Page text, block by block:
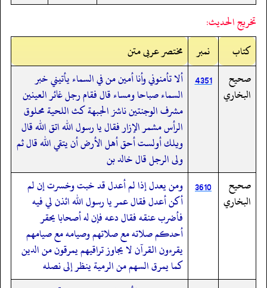
تخريج الحديث:
کتاب
نمبر
مختصر عربی متن
صحيح
البخاري
4351
ألا تأمنوني وأنا أمين من في السماء يأتيني خبر
السماء صباحا ومساء قال فقام رجل غائر العينين
مشرف الوجنتين ناشز الجبهة كث اللحية محلوق
الرأس مشمر الإزار فقال يا رسول الله اتق الله قال
ويلك أولست أحق أهل الأرض أن يتقي الله قال ثم
ولى الرجل قال خالد بن
صحيح
البخاري
3610
ومن يعدل إذا لم أعدل قد خبت وخسرت إن لم
أكن أعدل فقال عمر يا رسول الله ائذن لي فيه
فأضرب عنقه فقال دعه فإن له أصحابا يحقر
أحدكم صلاته مع صلاتهم وصيامه مع صيامهم
يقرءون القرآن لا يجاوز تراقيهم يمرقون من الدين
كما يمرق السهم من الرمية ينظر إلى نصله